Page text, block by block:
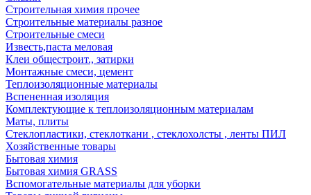
Строительная химия прочее
Строительные материалы разное
Строительные смеси
Известь,паста меловая
Клеи общестроит., затирки
Монтажные смеси, цемент
Теплоизоляционные материалы
Вспененная изоляция
Комплектующие к теплоизоляционным материалам
Маты, плиты
Стеклопластики, стеклоткани , стеклохолсты , ленты ПИЛ
Хозяйственные товары
Бытовая химия
Бытовая химия GRASS
Вспомогательные материалы для уборки